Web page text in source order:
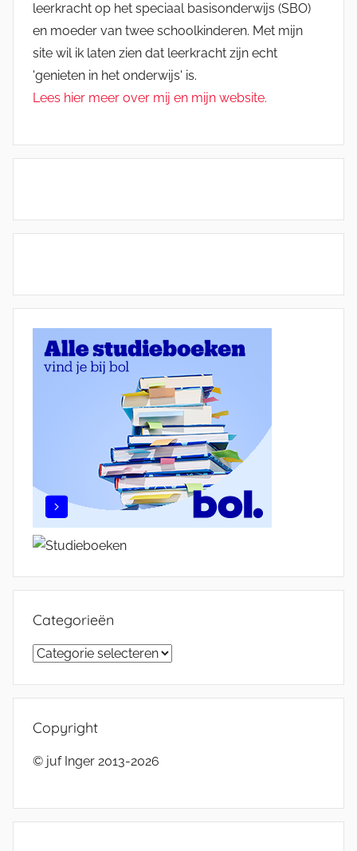
leerkracht op het speciaal basisonderwijs (SBO)
en moeder van twee schoolkinderen. Met mijn
site wil ik laten zien dat leerkracht zijn echt
'genieten in het onderwijs' is.
Lees hier meer over mij en mijn website.
Categorieën
Categorieën
Copyright
© juf Inger 2013-2026